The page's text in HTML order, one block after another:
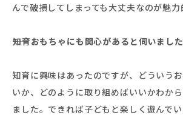
んで破損してしまっても大丈夫なのが魅力
――知育おもちゃにも関心があると伺いました
知育に興味はあったのですが、どういう
いか、どのように取り組めばいいかわか
ました。できれば子どもと楽しく遊んで